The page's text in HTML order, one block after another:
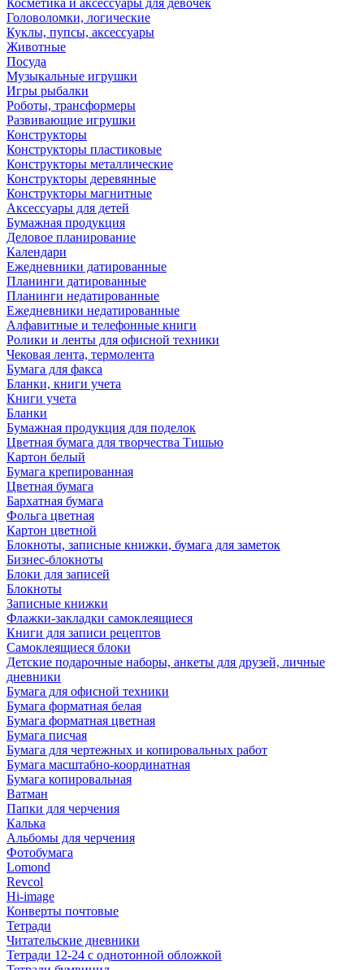
Косметика и аксессуары для девочек
Головоломки, логические
Куклы, пупсы, аксессуары
Животные
Посуда
Музыкальные игрушки
Игры рыбалки
Роботы, трансформеры
Развивающие игрушки
Конструкторы
Конструкторы пластиковые
Конструкторы металлические
Конструкторы деревянные
Конструкторы магнитные
Аксессуары для детей
Бумажная продукция
Деловое планирование
Календари
Ежедневники датированные
Планинги датированные
Планинги недатированные
Ежедневники недатированные
Алфавитные и телефонные книги
Ролики и ленты для офисной техники
Чековая лента, термолента
Бумага для факса
Бланки, книги учета
Книги учета
Бланки
Бумажная продукция для поделок
Цветная бумага для творчества Тишью
Картон белый
Бумага крепированная
Цветная бумага
Бархатная бумага
Фольга цветная
Картон цветной
Блокноты, записные книжки, бумага для заметок
Бизнес-блокноты
Блоки для записей
Блокноты
Записные книжки
Флажки-закладки самоклеящиеся
Книги для записи рецептов
Самоклеящиеся блоки
Детские подарочные наборы, анкеты для друзей, личные
дневники
Бумага для офисной техники
Бумага форматная белая
Бумага форматная цветная
Бумага писчая
Бумага для чертежных и копировальных работ
Бумага масштабно-координатная
Бумага копировальная
Ватман
Папки для черчения
Калька
Альбомы для черчения
Фотобумага
Lomond
Revcol
Hi-image
Конверты почтовые
Тетради
Читательские дневники
Тетради 12-24 с однотонной обложкой